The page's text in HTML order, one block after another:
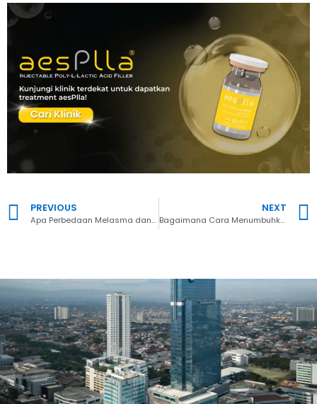
PREVIOUS
Apa Perbedaan Melasma dan Flek Hitam? Ternyata Ini Bedanya
NEXT
Bagaimana Cara Menumbuhkan Rambut Botak dengan Cepat dan Ampuh?